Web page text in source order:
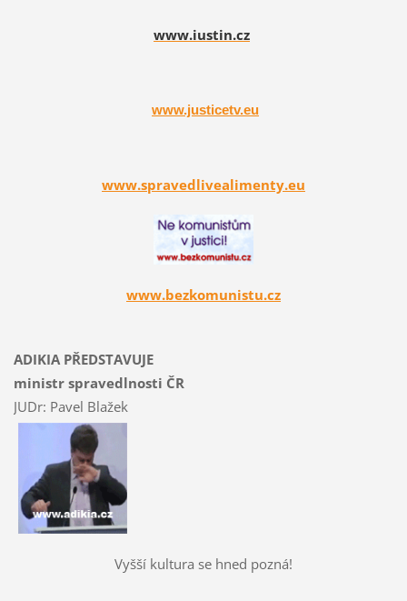
www.iustin.cz
www.justicetv.eu
www.spravedlivealimenty.eu
www.bezkomunistu.cz
ADIKIA PŘEDSTAVUJE
ministr spravedlnosti ČR
JUDr: Pavel Blažek
Vyšší kultura se hned pozná!